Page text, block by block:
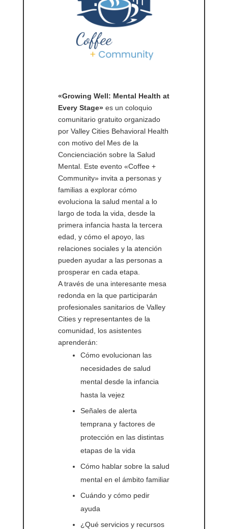
«Growing Well: Mental Health at
Every Stage» es un coloquio
comunitario gratuito organizado
por Valley Cities Behavioral Health
con motivo del Mes de la
Concienciación sobre la Salud
Mental. Este evento «Coffee +
Community» invita a personas y
familias a explorar cómo
evoluciona la salud mental a lo
largo de toda la vida, desde la
primera infancia hasta la tercera
edad, y cómo el apoyo, las
relaciones sociales y la atención
pueden ayudar a las personas a
prosperar en cada etapa.
A través de una interesante mesa
redonda en la que participarán
profesionales sanitarios de Valley
Cities y representantes de la
comunidad, los asistentes
aprenderán:
Cómo evolucionan las
necesidades de salud
mental desde la infancia
hasta la vejez
Señales de alerta
temprana y factores de
protección en las distintas
etapas de la vida
Cómo hablar sobre la salud
mental en el ámbito familiar
Cuándo y cómo pedir
ayuda
¿Qué servicios y recursos